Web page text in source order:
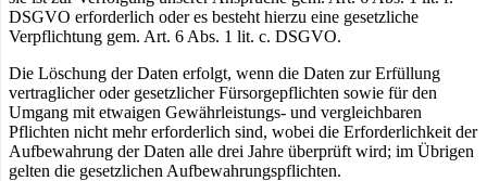
DSGVO erforderlich oder es besteht hierzu eine gesetzliche
Verpflichtung gem. Art. 6 Abs. 1 lit. c. DSGVO.
Die Löschung der Daten erfolgt, wenn die Daten zur Erfüllung
vertraglicher oder gesetzlicher Fürsorgepflichten sowie für den
Umgang mit etwaigen Gewährleistungs- und vergleichbaren
Pflichten nicht mehr erforderlich sind, wobei die Erforderlichkeit der
Aufbewahrung der Daten alle drei Jahre überprüft wird; im Übrigen
gelten die gesetzlichen Aufbewahrungspflichten.